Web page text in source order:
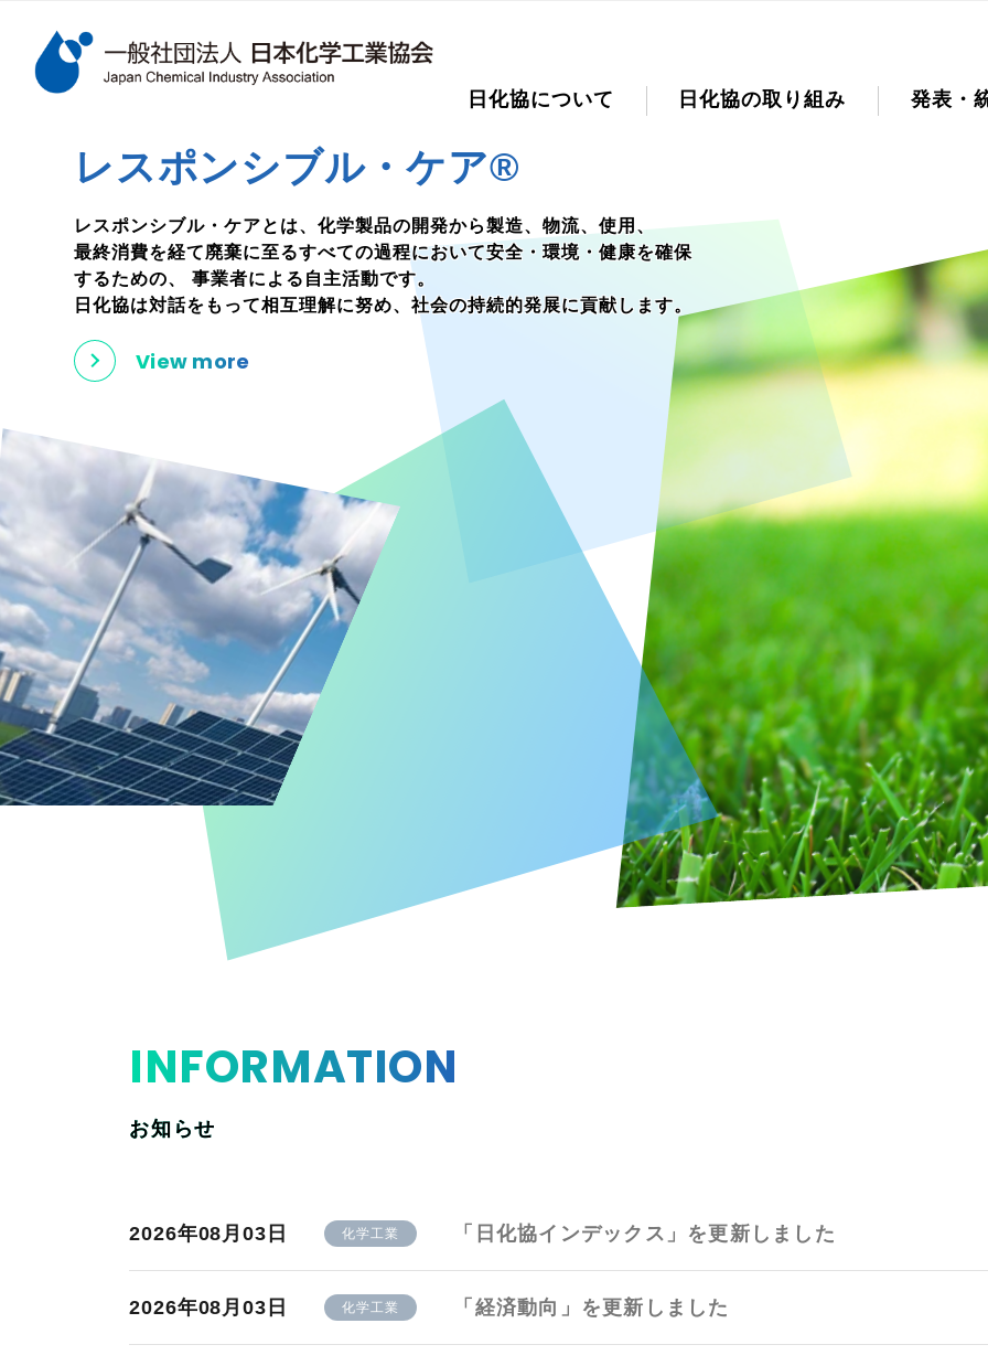
メインコンテンツに移動
検索キーワード
日化協について 日化協の取り組み 発表・
レスポンシブル・ケア®
レスポンシブル・ケアとは、化学製品の開発から製造、物流、使用、
最終消費を経て廃棄に至るすべての過程において安全・環境・健康を確保
するための、事業者による自主活動です。
日化協は対話をもって相互理解に努め、社会の持続的発展に貢献します。
View more
INFORMATION
お知らせ
2026年08月03日 化学工業 「日化協インデックス」を更新しました
2026年08月03日 化学工業 「経済動向」を更新しました